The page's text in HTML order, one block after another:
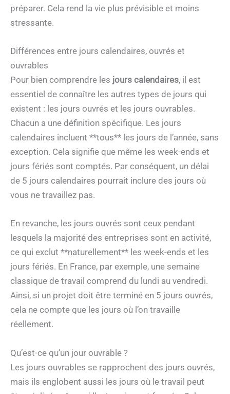
préparer. Cela rend la vie plus prévisible et moins
stressante.
Différences entre jours calendaires, ouvrés et
ouvrables
Pour bien comprendre les jours calendaires, il est
essentiel de connaître les autres types de jours qui
existent : les jours ouvrés et les jours ouvrables.
Chacun a une définition spécifique. Les jours
calendaires incluent **tous** les jours de l’année, sans
exception. Cela signifie que même les week-ends et
jours fériés sont comptés. Par conséquent, un délai
de 5 jours calendaires pourrait inclure des jours où
vous ne travaillez pas.
En revanche, les jours ouvrés sont ceux pendant
lesquels la majorité des entreprises sont en activité,
ce qui exclut **naturellement** les week-ends et les
jours fériés. En France, par exemple, une semaine
classique de travail comprend du lundi au vendredi.
Ainsi, si un projet doit être terminé en 5 jours ouvrés,
cela ne compte que les jours où l’on travaille
réellement.
Qu’est-ce qu’un jour ouvrable ?
Les jours ouvrables se rapprochent des jours ouvrés,
mais ils englobent aussi les jours où le travail peut